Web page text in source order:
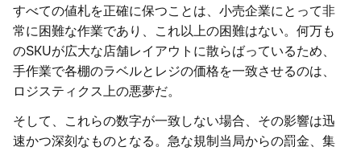
すべての値札を正確に保つことは、小売企業にとって非
常に困難な作業であり、これ以上の困難はない。何万も
のSKUが広大な店舗レイアウトに散らばっているため、
手作業で各棚のラベルとレジの価格を一致させるのは、
ロジスティクス上の悪夢だ。
そして、これらの数字が一致しない場合、その影響は迅
速かつ深刻なものとなる。急な規制当局からの罰金、集